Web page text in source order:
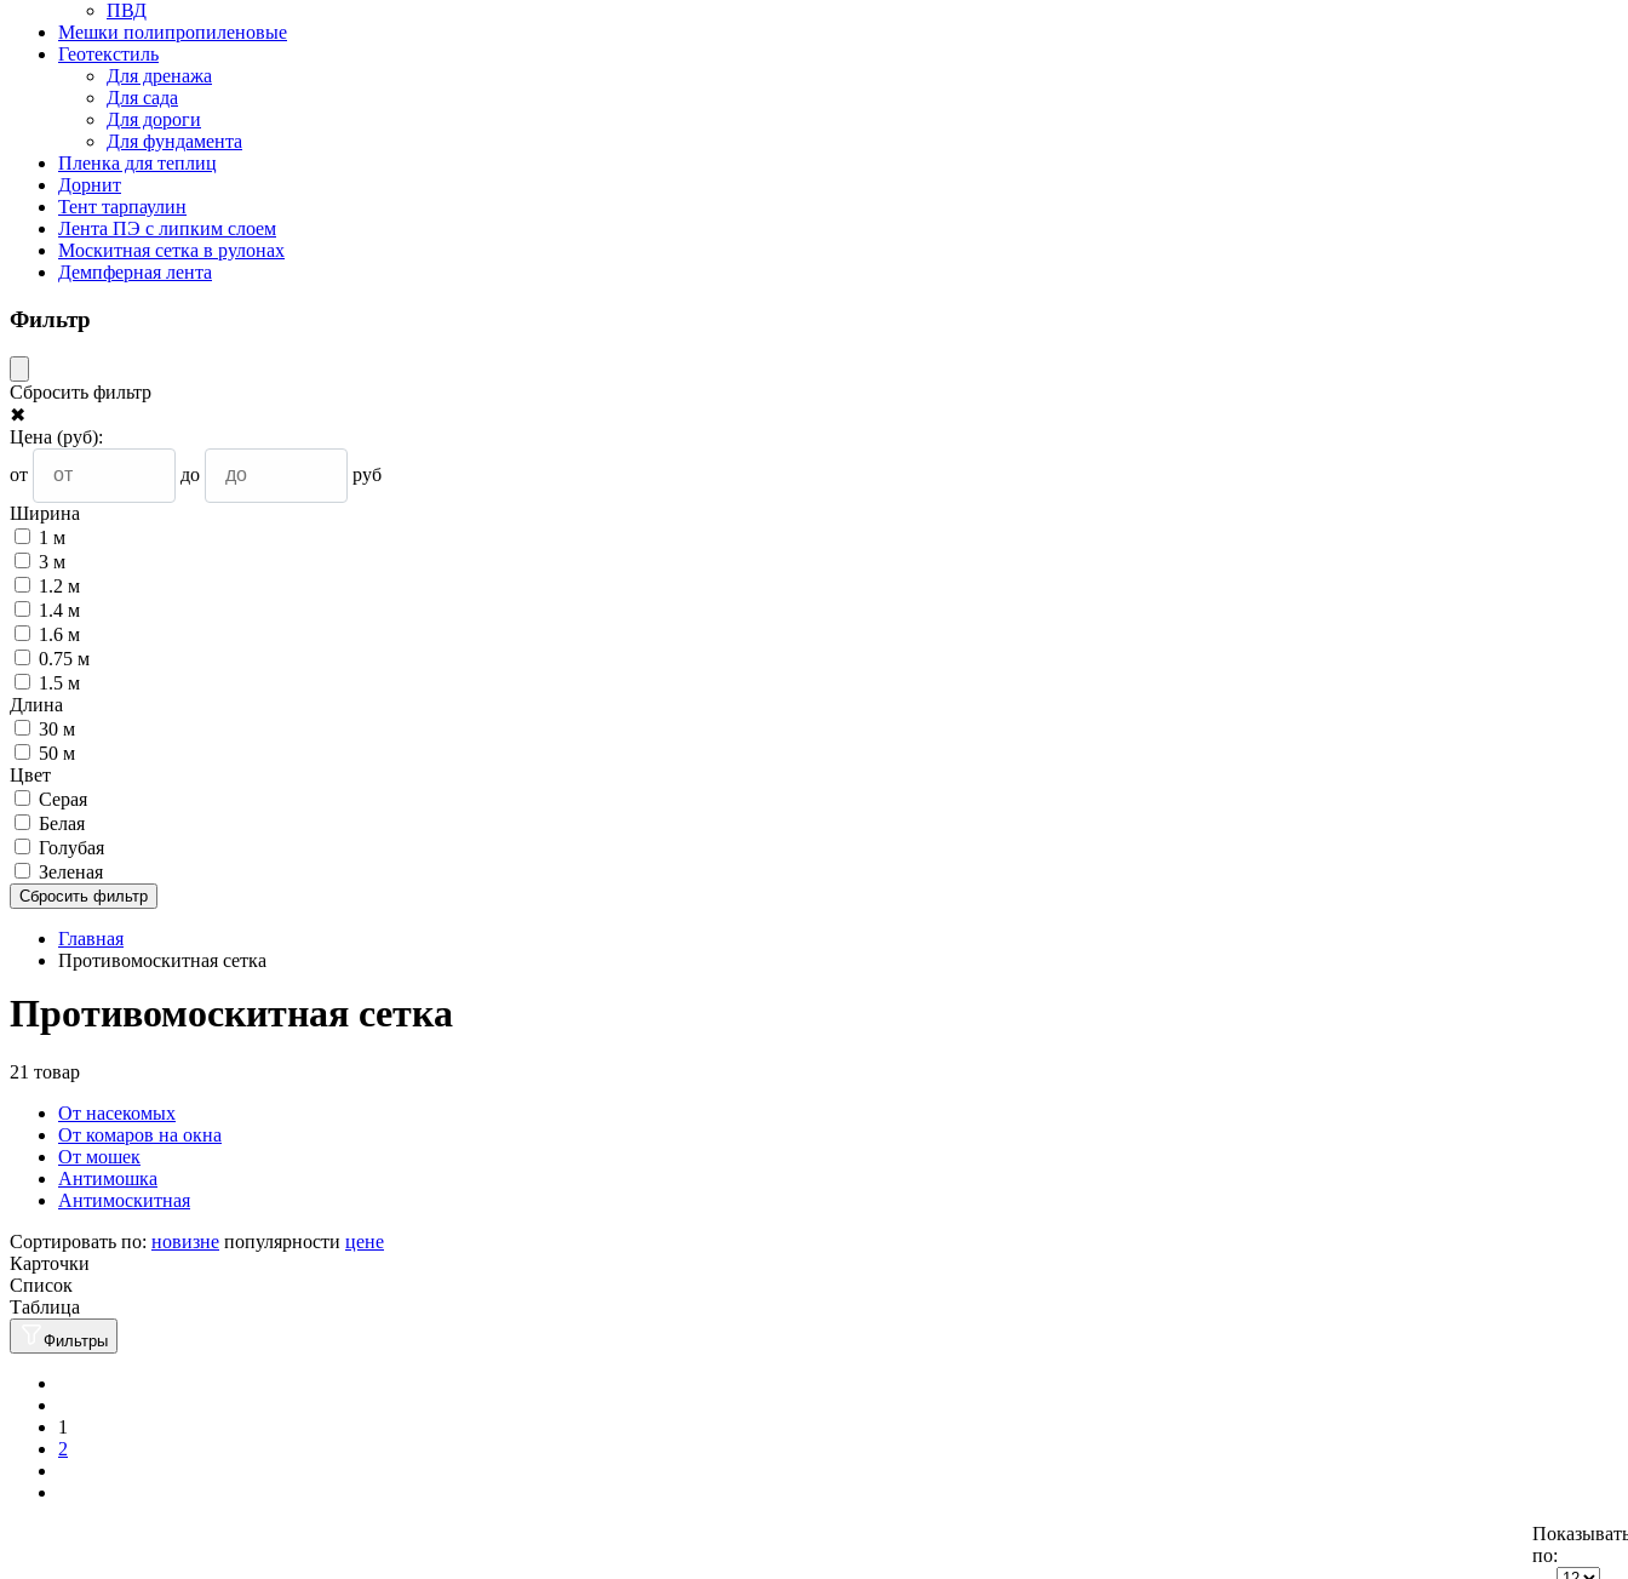
ПВД
Мешки полипропиленовые
Геотекстиль
Для дренажа
Для сада
Для дороги
Для фундамента
Пленка для теплиц
Дорнит
Тент тарпаулин
Лента ПЭ с липким слоем
Москитная сетка в рулонах
Демпферная лента
Фильтр
Сбросить фильтр
✖
Цена (руб):
от
до
руб
Ширина
1 м
3 м
1.2 м
1.4 м
1.6 м
0.75 м
1.5 м
Длина
30 м
50 м
Цвет
Серая
Белая
Голубая
Зеленая
Сбросить фильтр
Главная
Противомоскитная сетка
Противомоскитная сетка
21 товар
От насекомых
От комаров на окна
От мошек
Антимошка
Антимоскитная
Сортировать по: новизне популярности цене
Карточки
Список
Таблица
Фильтры
1
2
по: